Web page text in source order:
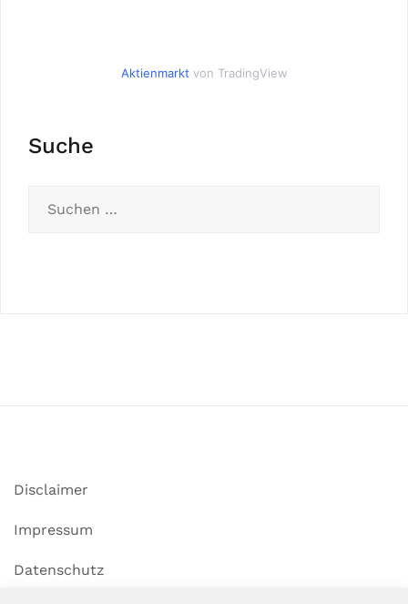
Aktienmarkt von TradingView
Suche
Disclaimer
Impressum
Datenschutz